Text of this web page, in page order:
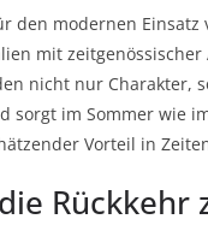
den modernen Einsatz
mit
nicht nur Charakter,
sorgt im Sommer wie
Vorteil in
Rückkehr